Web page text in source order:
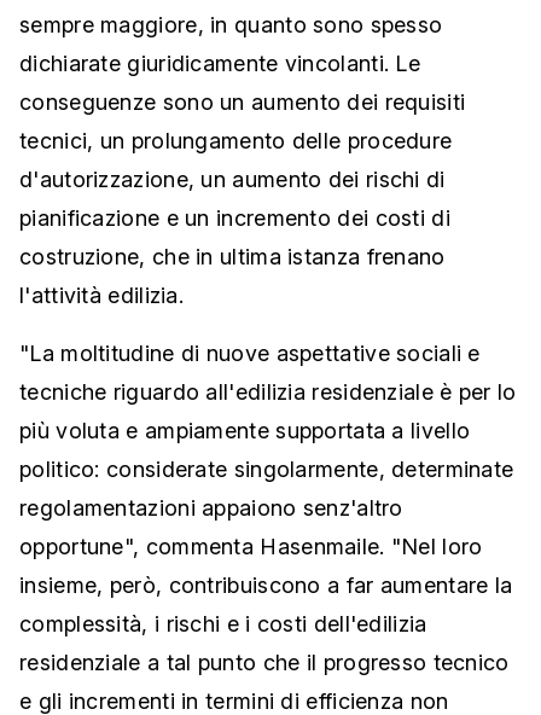
sempre maggiore, in quanto sono spesso
dichiarate giuridicamente vincolanti. Le
conseguenze sono un aumento dei requisiti
tecnici, un prolungamento delle procedure
d'autorizzazione, un aumento dei rischi di
pianificazione e un incremento dei costi di
costruzione, che in ultima istanza frenano
l'attività edilizia.
"La moltitudine di nuove aspettative sociali e
tecniche riguardo all'edilizia residenziale è per lo
più voluta e ampiamente supportata a livello
politico: considerate singolarmente, determinate
regolamentazioni appaiono senz'altro
opportune", commenta Hasenmaile. "Nel loro
insieme, però, contribuiscono a far aumentare la
complessità, i rischi e i costi dell'edilizia
residenziale a tal punto che il progresso tecnico
e gli incrementi in termini di efficienza non